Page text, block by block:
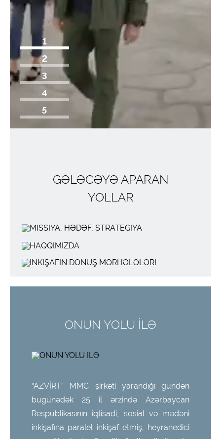
1
2
3
4
5
GƏLƏCƏYƏ APARAN
YOLLAR
MİSSİYA,
HAQQIMIZDA
İNKİŞAFIN DÖNÜŞ
ONUN YOLU İLƏ
“AZVİRT” MMC şirkəti yarandığı gündən
bugünədək 25 il ərzində Azərbaycan
Respublikasının iqtisadi, sosial və mədəni
inkişafına paralel inkişaf etmiş, heyranedici